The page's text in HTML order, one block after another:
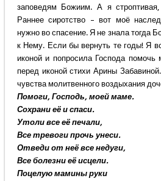
заповедям Божиим. А я строптивая,
Раннее сиротство – вот моё
нужно во спасение. Я не знала тогда
к Нему. Если бы вернуть те годы! Я
иконой и попросила Господа
перед иконой стихи Арины
чувства молитвенного воздыхания
Помоги, Господь, моей маме.
Сохрани её и спаси.
Утоли все её печали,
Все тревоги прочь унеси.
Отведи от неё все недуги,
Все болезни её исцели.
Поцелую мамины руки